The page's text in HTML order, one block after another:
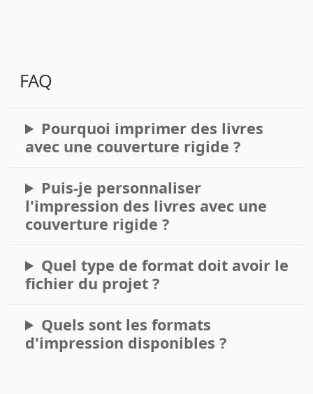
FAQ
Pourquoi imprimer des livres
avec une couverture rigide ?
Puis-je personnaliser
l'impression des livres avec une
couverture rigide ?
Quel type de format doit avoir le
fichier du projet ?
Quels sont les formats
d'impression disponibles ?